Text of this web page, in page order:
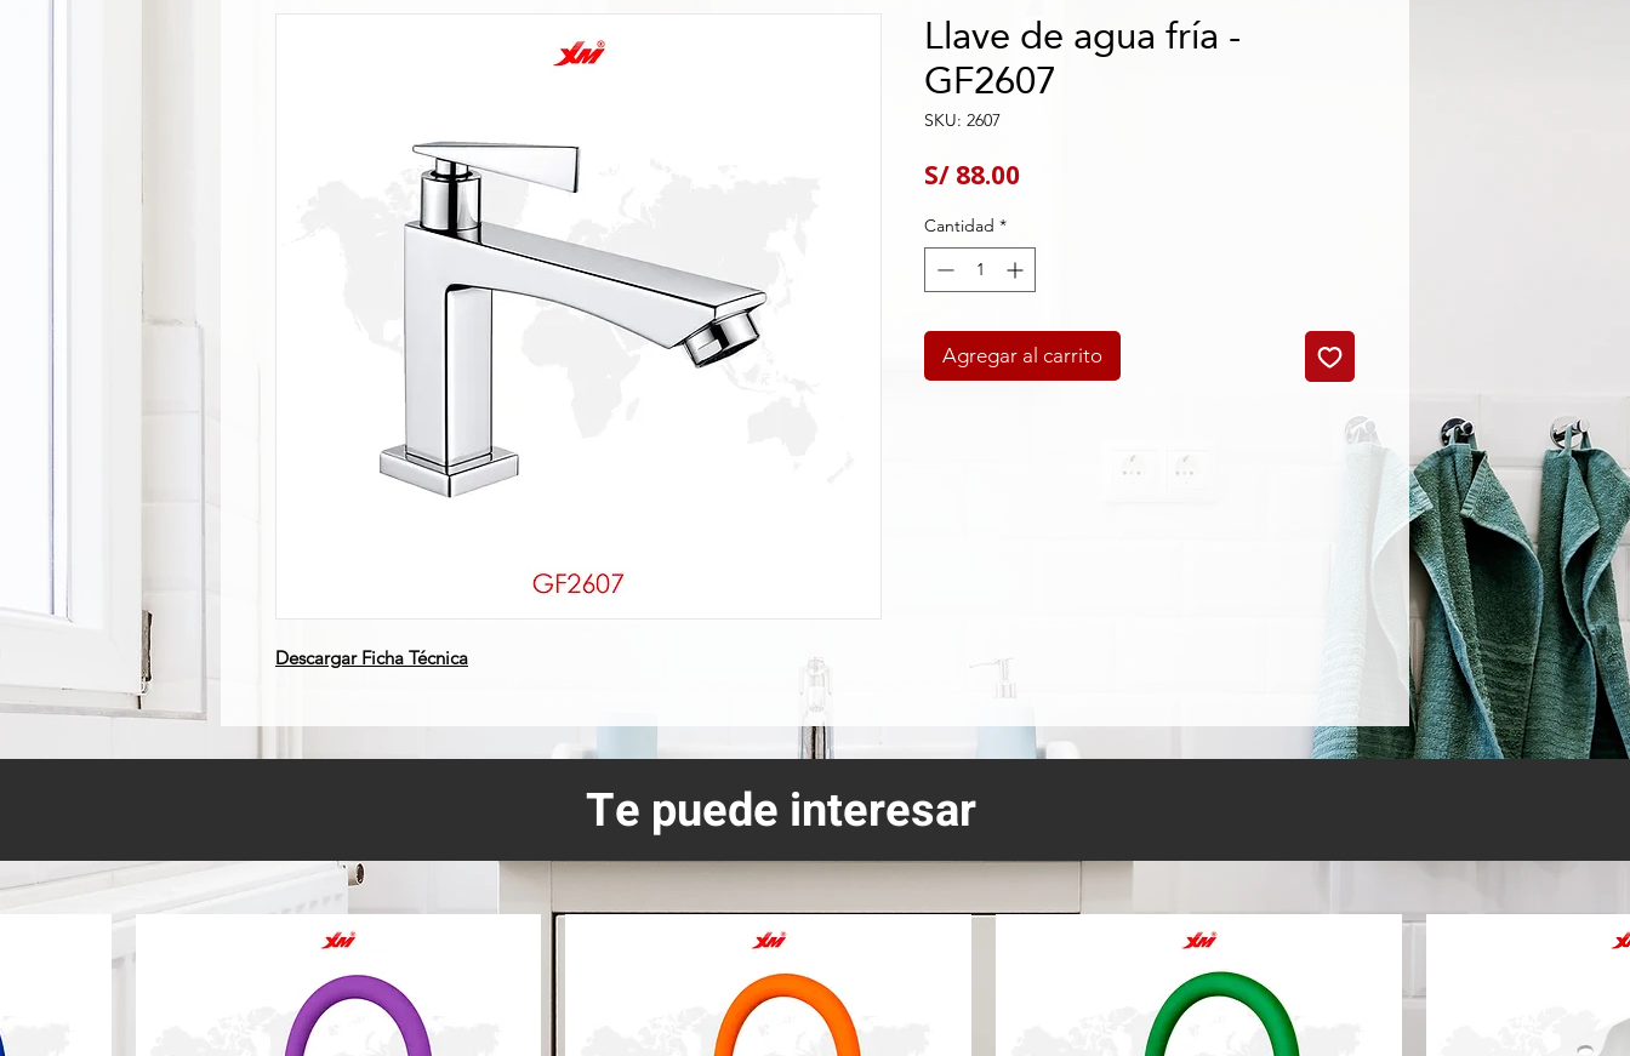
Descargar Ficha Técnica
Llave de agua fría -
GF2607
SKU: 2607
S/ 88.00Precio
Cantidad *
Agregar al carrito
Te puede interesar